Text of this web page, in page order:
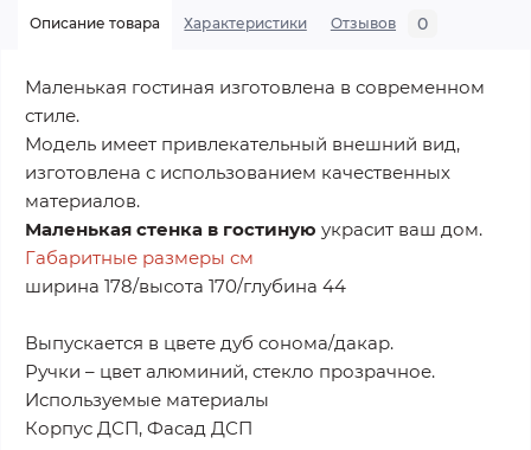
Описание товара Характеристики Отзывов 0
Маленькая гостиная изготовлена ​​в современном
стиле.
Модель имеет привлекательный внешний вид,
изготовлена ​​с использованием качественных
материалов.
Маленькая стенка в гостиную украсит ваш дом.
Габаритные размеры см
ширина 178/высота 170/глубина 44
Выпускается в цвете дуб сонома/дакар.
Ручки – цвет алюминий, стекло прозрачное.
Используемые материалы
Корпус ДСП, Фасад ДСП